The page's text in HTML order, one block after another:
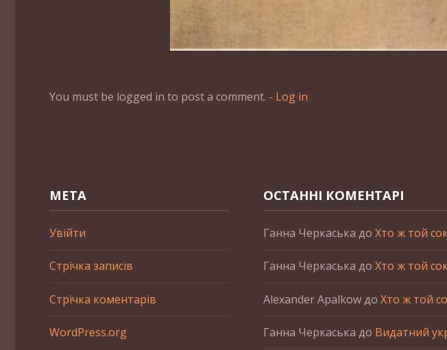
You must be logged in to post a comment. - Log in
МЕТА
Увійти
Стрічка записів
Стрічка коментарів
WordPress.org
ОСТАННІ КОМЕНТАРІ
Ганна Черкаська до Хто ж той
Ганна Черкаська до Хто ж той
Alexander Apalkowдо Хто ж той
Ганна Черкаська до Видатний